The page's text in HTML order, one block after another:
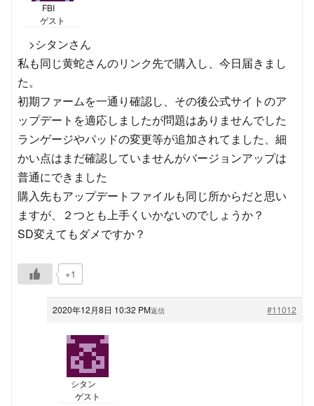
FBI
ゲスト
>シタンさん
私も同じ黄蛇さんのリンク先で購入し、今日届きまし
た。
初期ファームを一通り確認し、その後公式サイトのア
ップデートを適応しましたが問題はありませんでした
ランゲージやパッドの変更等が追加されてました、細
かい点はまだ確認していませんがバージョンアップは
普通にできました
購入先もアップデートファイルも同じ所からだと思い
ますが、２つとも上手くいかないのでしょうか？
SD変えてもダメですか？
+1
2020年12月8日 10:32 PM #11012
返信
シタン
ゲスト